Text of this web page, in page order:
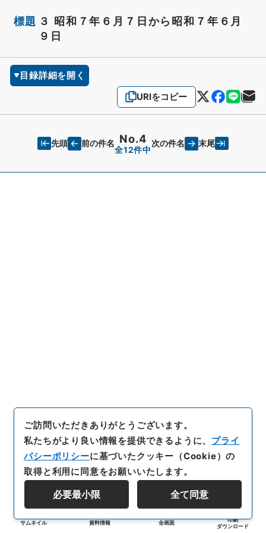
標題 ３ 昭和７年６月７日から昭和７年６月
９日
目録詳細を開く
URIをコピー
先頭 前の件名 No.4
全12件中
次の件名 末尾
サムネイル 資料情報 全画面
印刷
ダウンロード
ご訪問いただきありがとうございます。
私たちがより良い情報を提供できるように、 プライ
バシーポリシーに基づいたクッキー（Cookie）の
取得と利用に同意をお願いいたします。
必要最小限 全て同意